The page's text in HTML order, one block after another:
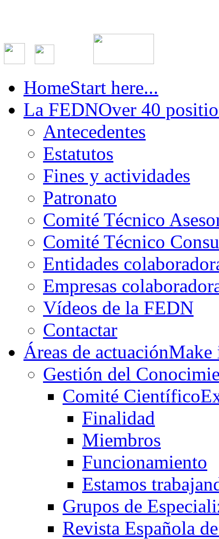
HomeStart here...
La FEDNOver 40
Antecedentes
Estatutos
Fines y actividades
Patronato
Comité Técnico
Comité Técnico
Entidades
Empresas
Vídeos de la FEDN
Contactar
Áreas de actuación
Gestión del
Comité Científico
Finalidad
Miembros
Funcionamiento
Estamos
Grupos de
Revista Española